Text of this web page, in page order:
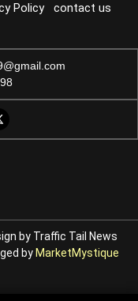
Policy
contact us
by Traffic Tail News
by MarketMystique